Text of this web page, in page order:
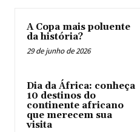
A Copa mais poluente
da história?
29 de junho de 2026
Dia da África: conheça
10 destinos do
continente africano
que merecem sua
visita